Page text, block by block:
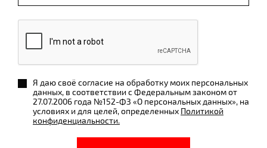
Я даю своё согласие на обработку моих персональных
данных, в соответствии с Федеральным законом от
27.07.2006 года №152-ФЗ «О персональных данных», на
условиях и для целей, определенных Политикой
конфиденциальности.